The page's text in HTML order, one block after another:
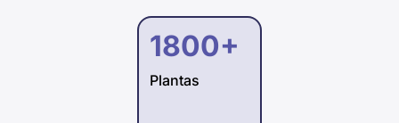
1800+
Plantas